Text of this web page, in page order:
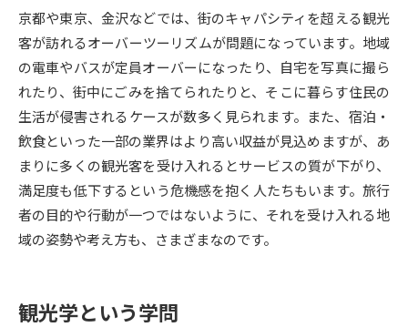
デジタルパンフレット 進路の３択
新学年スタート号特集ページ
（高3生用）
新学年スタート号特集ページ
（高2生用）
SELFBRAND特集ページ
オープンキャンパスなどを調べる
オープンキャンパス検索 実施プログラムから探す
京都や東京、金沢などでは、街のキャパシティを超える観光
客が訪れるオーバーツーリズムが問題になっています。地域
の電車やバスが定員オーバーになったり、自宅を写真に撮ら
れたり、街中にごみを捨てられたりと、そこに暮らす住民の
生活が侵害されるケースが数多く見られます。また、宿泊・
飲食といった一部の業界はより高い収益が見込めますが、あ
まりに多くの観光客を受け入れるとサービスの質が下がり、
満足度も低下するという危機感を抱く人たちもいます。旅行
者の目的や行動が一つではないように、それを受け入れる地
域の姿勢や考え方も、さまざまなのです。
観光学という学問